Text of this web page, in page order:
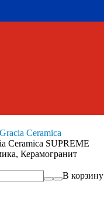
Gracia Ceramica
Ceramica SUPREME
Керамогранит
В корзину